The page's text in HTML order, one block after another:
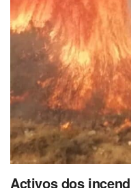
Activos dos